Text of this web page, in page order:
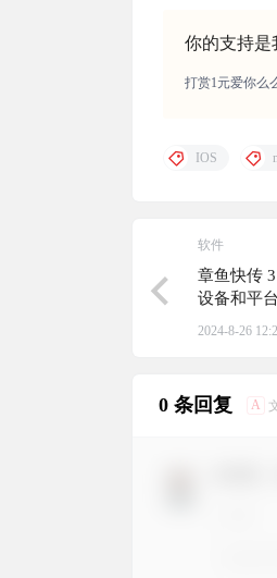
你的支持是
打赏1元爱你么
IOS
软件
章鱼快传
设备和平
2024-8-26
0 条回复 A